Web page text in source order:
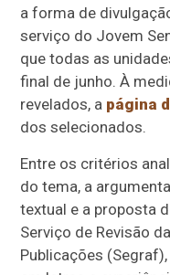
a forma de
serviço do Jovem
que todas as
final de junho. À
revelados, a página
dos selecionados.
Entre os critérios
do tema, a
textual e a proposta
Serviço de Revisão
Publicações